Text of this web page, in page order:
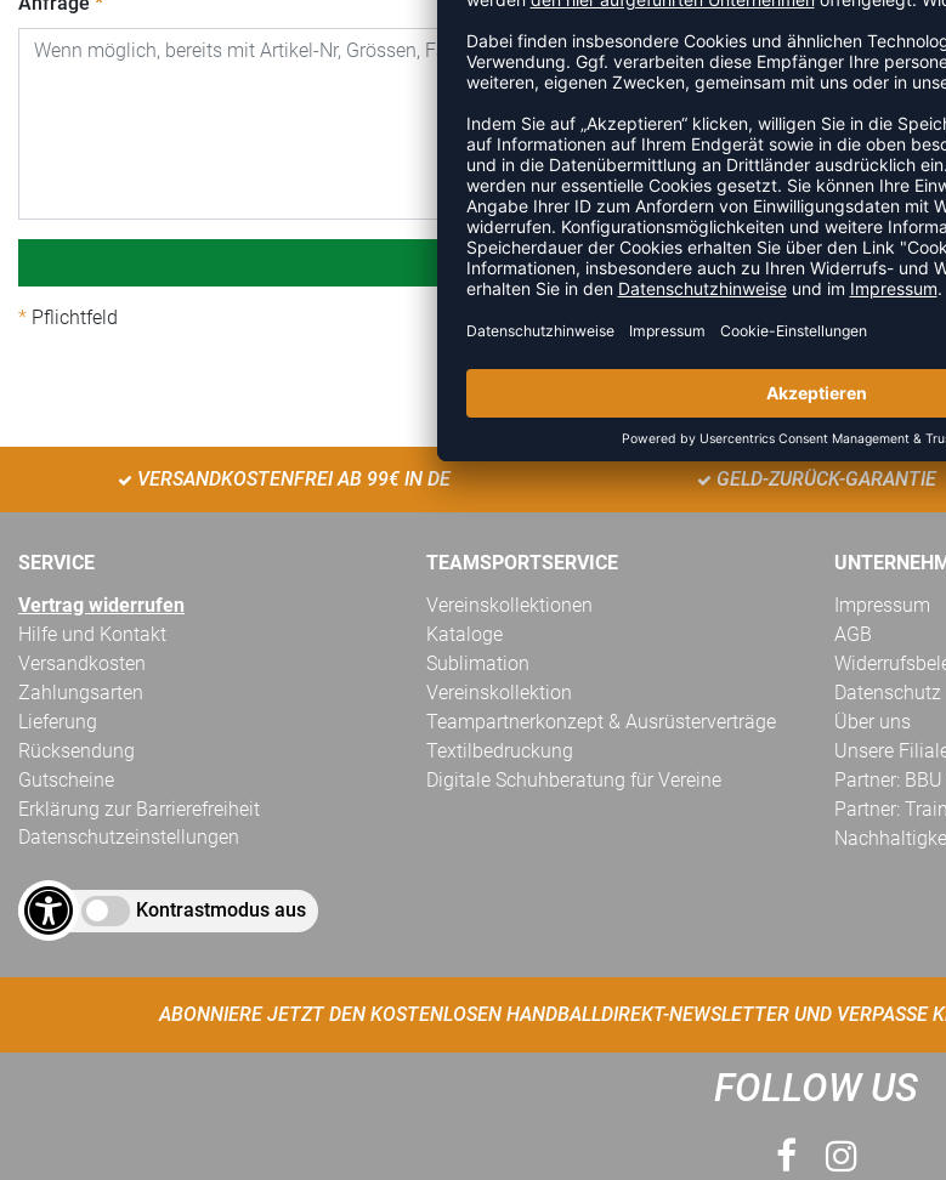
TEAMANFRAGE SENDEN
Pflichtfeld
VERSANDKOSTENFREI AB 99€ IN DE GELD-ZURÜCK-GARANTIE
SERVICE
Vertrag widerrufen
Hilfe und Kontakt
Versandkosten
Zahlungsarten
Lieferung
Rücksendung
Gutscheine
Erklärung zur Barrierefreiheit
Datenschutzeinstellungen
Kontrastmodus aus
TEAMSPORTSERVICE
Vereinskollektionen
Kataloge
Sublimation
Vereinskollektion
Teampartnerkonzept & Ausrüsterverträge
Textilbedruckung
Digitale Schuhberatung für Vereine
Impressum
AGB
Datenschutz
Über uns
Unsere
Partner: BBU
Partner:
ABONNIERE JETZT DEN KOSTENLOSEN HANDBALLDIREKT-NEWSLETTER UND VERPASSE
FOLLOW US